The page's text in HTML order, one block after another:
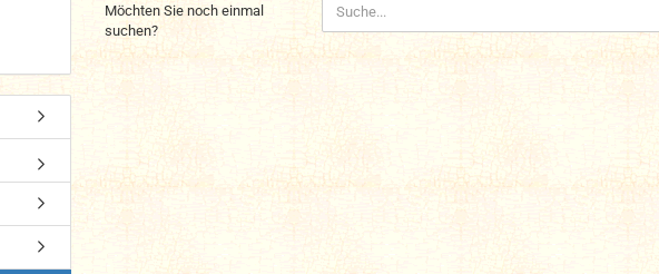
SIE
NOCH
EINMAL
SUCHEN?
Möchten Sie noch einmal
suchen?